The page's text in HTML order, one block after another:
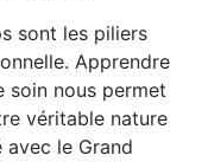
sont les piliers
Apprendre
soin nous permet
véritable nature
le Grand